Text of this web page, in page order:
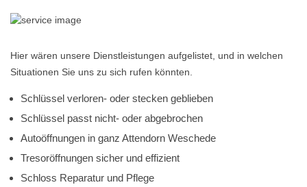
Hier wären unsere Dienstleistungen aufgelistet, und in welchen
Situationen Sie uns zu sich rufen könnten.
Schlüssel verloren- oder stecken geblieben
Schlüssel passt nicht- oder abgebrochen
Autoöffnungen in ganz Attendorn Weschede
Tresoröffnungen sicher und effizient
Schloss Reparatur und Pflege